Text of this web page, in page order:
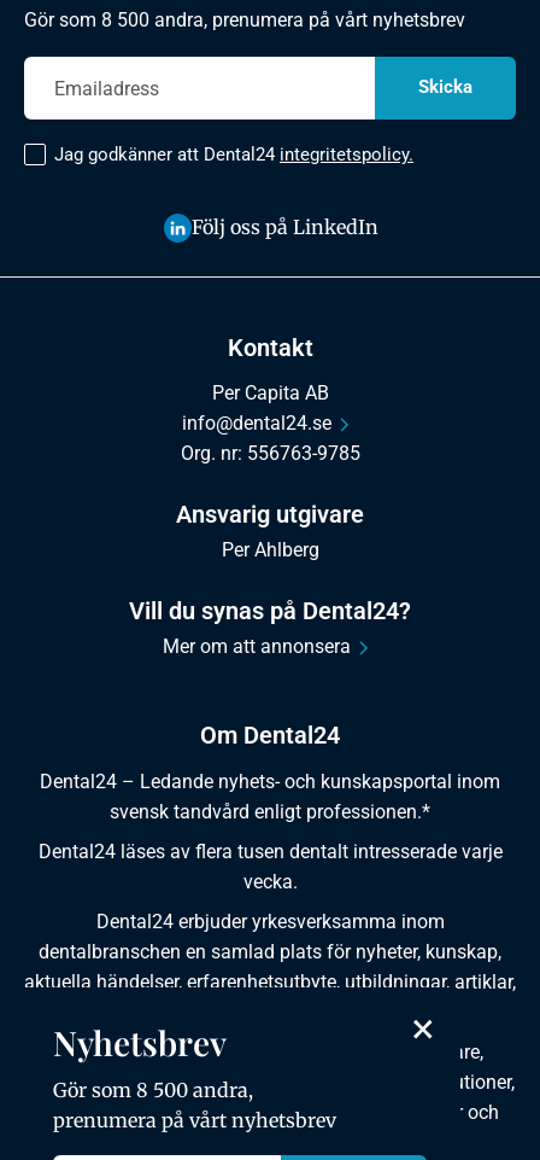
Om Dental24
Dental24 – Ledande nyhets- och kunskapsportal inom
svensk tandvård enligt professionen.*
Dental24 läses av flera tusen dentalt intresserade varje
vecka.
Dental24 erbjuder yrkesverksamma inom
dentalbranschen en samlad plats för nyheter, kunskap,
aktuella händelser, erfarenhetsutbyte, utbildningar, artiklar,
Dental24 produceras i samverkan med tandläkare,
tandhygienister, tandsköterskor, tandtekniker, institutioner,
kursgivare, föreningar, organisationer, leverantörer och
Kontakt
Per Capita AB
info@dental24.se
Org. nr: 556763-9785
Ansvarig utgivare
Per Ahlberg
Vill du synas på Dental24?
Mer om att annonsera
Gör som 8 500 andra, prenumera på vårt nyhetsbrev
Jag godkänner att Dental24 integritetspolicy.
Följ oss på LinkedIn
×
Nyhetsbrev
Gör som 8 500 andra,
prenumera på vårt nyhetsbrev